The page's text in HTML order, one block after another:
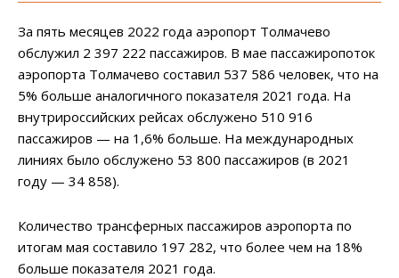
За пять месяцев 2022 года аэропорт Толмачево
обслужил 2 397 222 пассажиров. В мае пассажиропоток
аэропорта Толмачево составил 537 586 человек, что на
5% больше аналогичного показателя 2021 года. На
внутрироссийских рейсах обслужено 510 916
пассажиров — на 1,6% больше. На международных
линиях было обслужено 53 800 пассажиров (в 2021
году — 34 858).
Количество трансферных пассажиров аэропорта по
итогам мая составило 197 282, что более чем на 18%
больше показателя 2021 года.